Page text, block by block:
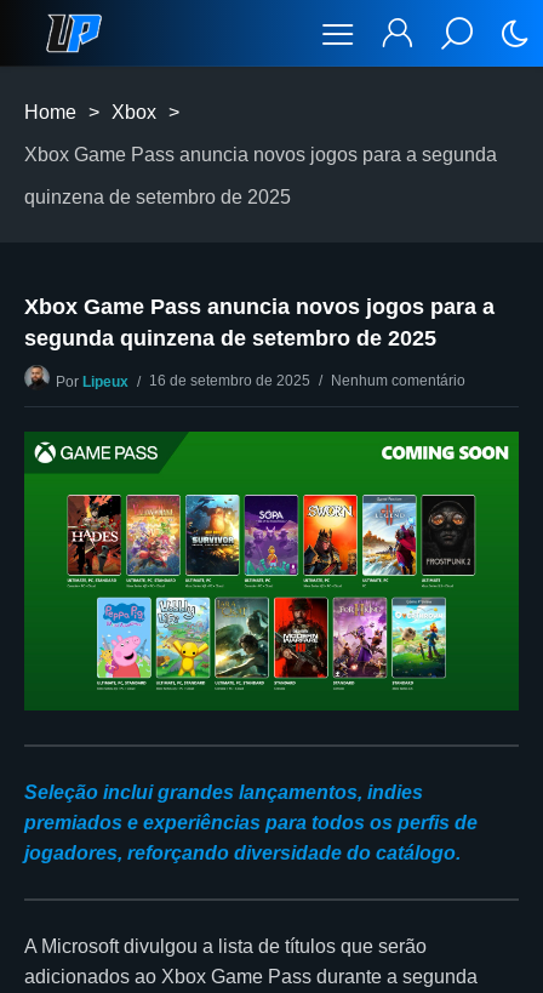
Home > Xbox >
Xbox Game Pass anuncia novos jogos para a segunda
quinzena de setembro de 2025
Xbox Game Pass anuncia novos jogos para a
segunda quinzena de setembro de 2025
Por Lipeux 16 de setembro de 2025 Nenhum comentário
Seleção inclui grandes lançamentos, indies
premiados e experiências para todos os perfis de
jogadores, reforçando diversidade do catálogo.
A Microsoft divulgou a lista de títulos que serão
adicionados ao Xbox Game Pass durante a segunda